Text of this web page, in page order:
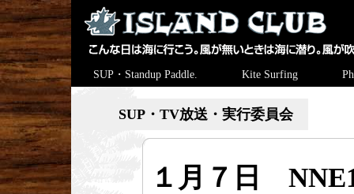
SUP・Standup Paddle. Kite Surfing
SUP・TV放送・実行委員会
１月７日